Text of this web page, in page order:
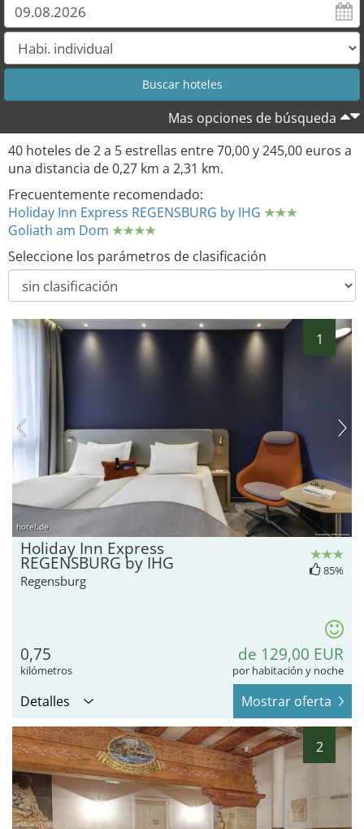
Mas opciones de búsqueda
40 hoteles de 2 a 5 estrellas entre 70,00 y 245,00 euros a
una distancia de 0,27 km a 2,31 km.
Frecuentemente recomendado:
Holiday Inn Express REGENSBURG by IHG
Goliath am Dom
Seleccione los parámetros de clasificación
1
hotel.de
Holiday Inn Express
REGENSBURG by IHG
Regensburg
85%
0,75
kilómetros
de 129,00 EUR
por habitación y noche
Detalles Mostrar oferta
2